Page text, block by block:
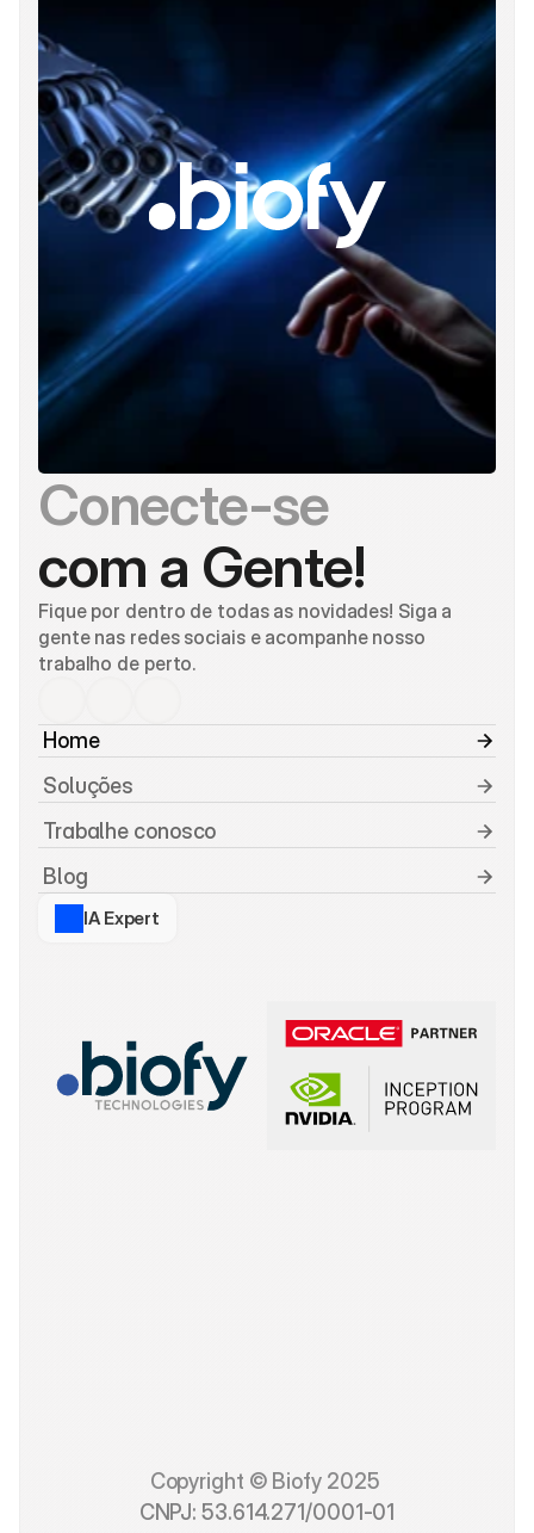
Conecte-se
com a Gente!
Fique por dentro de todas as novidades! Siga a
gente nas redes sociais e acompanhe nosso
trabalho de perto.
Home
Soluções
Trabalhe conosco
Blog
IA Expert
Copyright © Biofy 2025
CNPJ: 53.614.271/0001-01